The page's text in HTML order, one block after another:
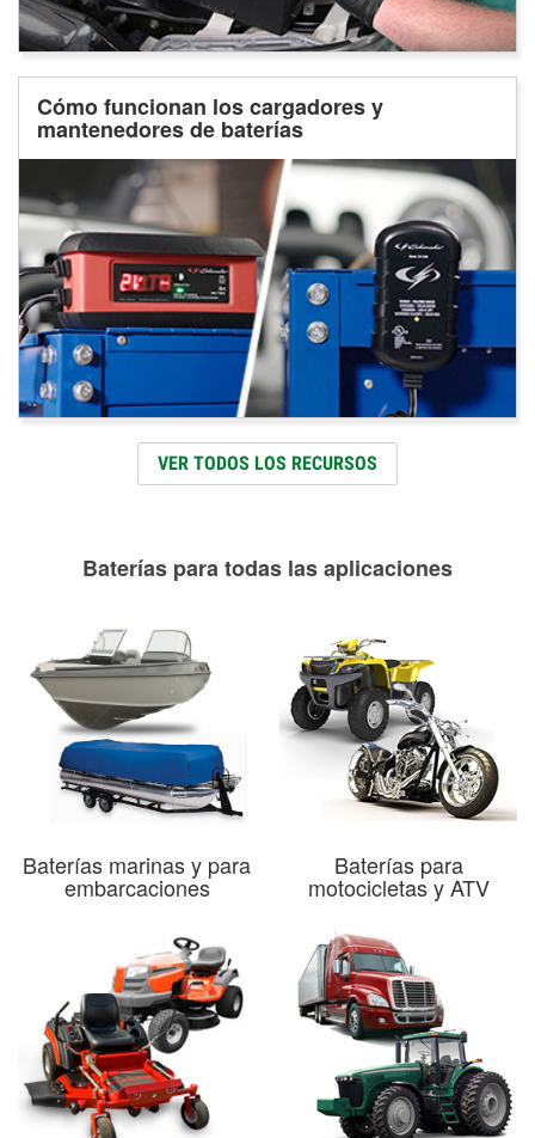
Cómo funcionan los cargadores y
mantenedores de baterías
VER TODOS LOS RECURSOS
Baterías para todas las aplicaciones
Baterías marinas y para
embarcaciones
Baterías para
motocicletas y ATV